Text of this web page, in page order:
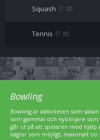
Squash (1 st)
Tennis (1 st)
Bowling
Bowling är aktiviteten som
som gammal och nybörjare
går ut på att spelaren med hjälp
käglor som möjligt, maximalt tio